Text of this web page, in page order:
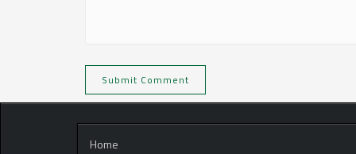
Home